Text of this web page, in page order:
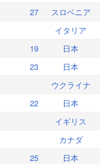
27
スロベニア
イタリア
19
日本
23
日本
ウクライナ
22
日本
イギリス
カナダ
25
日本